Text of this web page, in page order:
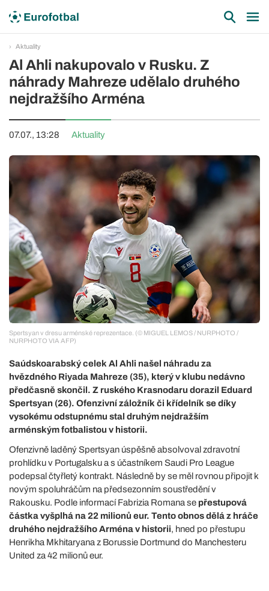
Aktuality
Al Ahli nakupovalo v Rusku. Z
náhrady Mahreze udělalo druhého
nejdražšího Arména
07.07., 13:28 Aktuality
Spertsyan v dresu arménské reprezentace. (© MIGUEL LEMOS / NURPHOTO /
NURPHOTO VIA AFP)
Saúdskoarabský celek Al Ahli našel náhradu za
hvězdného Riyada Mahreze (35), který v klubu nedávno
předčasně skončil. Z ruského Krasnodaru dorazil Eduard
Spertsyan (26). Ofenzivní záložník či křídelník se díky
vysokému odstupnému stal druhým nejdražším
arménským fotbalistou v historii.
Ofenzivně laděný Spertsyan úspěšně absolvoval zdravotní
prohlídku v Portugalsku a s účastníkem Saudi Pro League
podepsal čtyřletý kontrakt. Následně by se měl rovnou připojit k
novým spoluhráčům na předsezonním soustředění v
Rakousku. Podle informací Fabrizia Romana se přestupová
částka vyšplhá na 22 milionů eur. Tento obnos dělá z hráče
druhého nejdražšího Arména v historii, hned po přestupu
Henrikha Mkhitaryana z Borussie Dortmund do Manchesteru
United za 42 milionů eur.